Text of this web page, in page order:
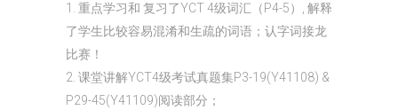
1. 重点学习和 复习了YCT 4级词汇（P4-5）, 解释
了学生比较容易混淆和生疏的词语；认字词接龙
比赛！
2. 课堂讲解YCT4级考试真题集P3-19(Y41108) &
P29-45(Y41109)阅读部分；